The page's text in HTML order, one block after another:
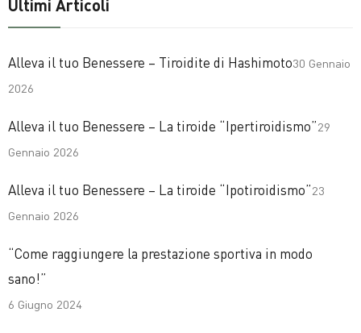
Ultimi Articoli
Alleva il tuo Benessere – Tiroidite di Hashimoto30 Gennaio
2026
Alleva il tuo Benessere – La tiroide “Ipertiroidismo”29
Gennaio 2026
Alleva il tuo Benessere – La tiroide “Ipotiroidismo”23
Gennaio 2026
“Come raggiungere la prestazione sportiva in modo
sano!”
6 Giugno 2024